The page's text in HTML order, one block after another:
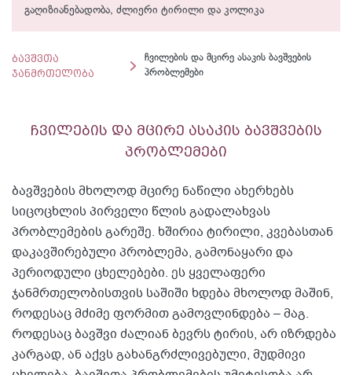
გაღიზიანებადობა, ძლიერი ტირილი და კოლიკა
ბავშვთა
ჯანმრთელობა
ჩვილების და მცირე ასაკის ბავშვების
პრობლემები
ჩვილების და მცირე ასაკის ბავშვების
პრობლემები
ბავშვების მხოლოდ მცირე ნაწილი ახერხებს
სიცოცხლის პირველი წლის გადალახვას
პრობლემების გარეშე. ხშირია ტირილი, კვებასთან
დაკავშირებული პრობლემა, გამონაყარი და
პერიოდული ცხელებები. ეს ყველაფერი
ჯანმრთელობისთვის საშიში ხდება მხოლოდ მაშინ,
როდესაც მძიმე ფორმით გამოვლინდება – მაგ.
როდესაც ბავშვი ძალიან ბევრს ტირის, არ იზრდება
კარგად, ან აქვს გახანგრძლივებული, მუდმივი